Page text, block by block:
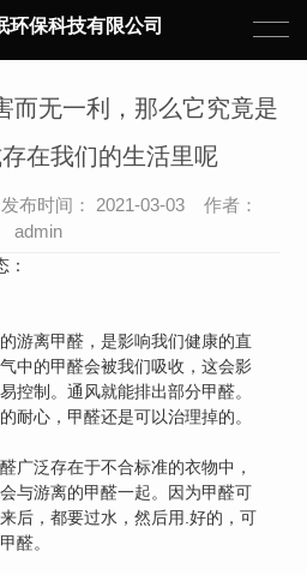
环保科技有限公司
而无一利，那么它究竟是
在我们的生活里呢
布时间： 2021-03-03 作者：
admin
：
游离甲醛，是影响我们健康的直
中的甲醛会被我们吸收，这会影
控制。通风就能排出部分甲醛。
耐心，甲醛还是可以治理掉的。
广泛存在于不合标准的衣物中，
与游离的甲醛一起。因为甲醛可
后，都要过水，然后用.好的，可
醛。